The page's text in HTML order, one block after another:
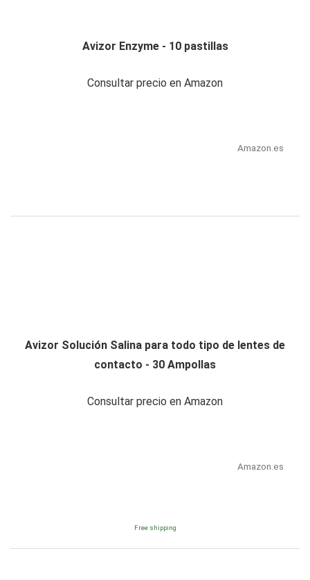
Avizor Enzyme - 10 pastillas
Consultar precio en Amazon
Amazon.es
Avizor Solución Salina para todo tipo de lentes de
contacto - 30 Ampollas
Consultar precio en Amazon
Amazon.es
Free shipping